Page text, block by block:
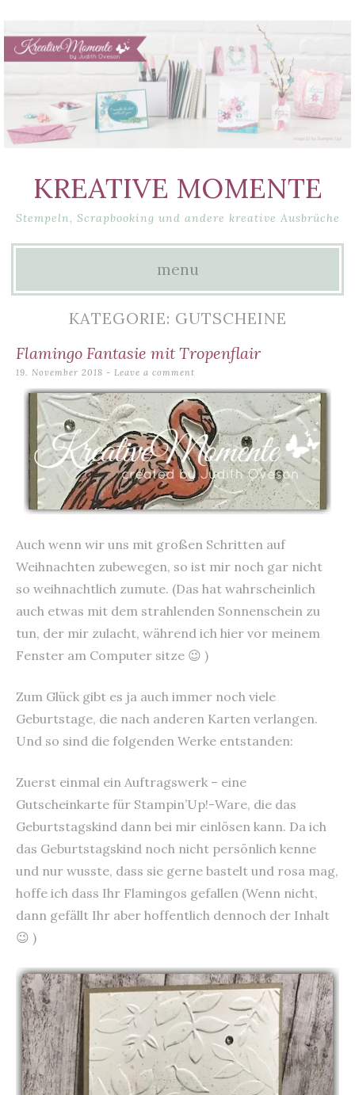
KREATIVE MOMENTE
Stempeln, Scrapbooking und andere kreative Ausbrüche
menu
content
KATEGORIE: GUTSCHEINE
Flamingo Fantasie mit Tropenflair
19. November 2018 Leave a comment
Auch wenn wir uns mit großen Schritten auf
Weihnachten zubewegen, so ist mir noch gar nicht
so weihnachtlich zumute. (Das hat wahrscheinlich
auch etwas mit dem strahlenden Sonnenschein zu
tun, der mir zulacht, während ich hier vor meinem
Fenster am Computer sitze 😉 )
Zum Glück gibt es ja auch immer noch viele
Geburtstage, die nach anderen Karten verlangen.
Und so sind die folgenden Werke entstanden:
Zuerst einmal ein Auftragswerk – eine
Gutscheinkarte für Stampin’Up!-Ware, die das
Geburtstagskind dann bei mir einlösen kann. Da ich
das Geburtstagskind noch nicht persönlich kenne
und nur wusste, dass sie gerne bastelt und rosa mag,
hoffe ich dass Ihr Flamingos gefallen (Wenn nicht,
dann gefällt Ihr aber hoffentlich dennoch der Inhalt
😉 )